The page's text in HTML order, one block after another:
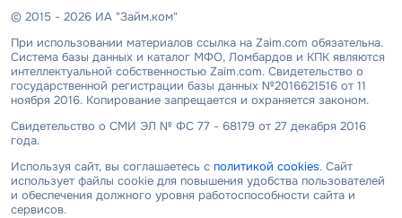
© 2015 - 2026 ИА "Займ.ком"
При использовании материалов ссылка на Zaim.com обязательна.
Система базы данных и каталог МФО, Ломбардов и КПК являются
интеллектуальной собственностью Zaim.com. Свидетельство о
государственной регистрации базы данных №2016621516 от 11
ноября 2016. Копирование запрещается и охраняется законом.
Свидетельство о СМИ ЭЛ № ФС 77 - 68179 от 27 декабря 2016
года.
Используя сайт, вы соглашаетесь с политикой cookies. Сайт
использует файлы cookie для повышения удобства пользователей
и обеспечения должного уровня работоспособности сайта и
сервисов.